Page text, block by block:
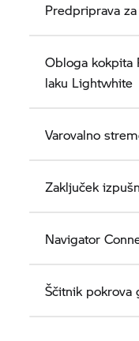
Predpriprava
Obloga kokpita
laku Lightwhite
Varovalno
Zaključek
Navigator
Ščitnik pokrova